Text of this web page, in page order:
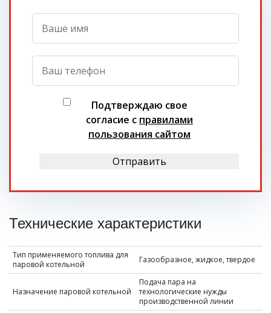
Подтверждаю свое
согласие с правилами
пользования сайтом
Отправить
Технические характеристики
Тип применяемого топлива для
паровой котельной
Газообразное, жидкое, твердое
Назначение паровой котельной
Подача пара на
технологические нужды
производственной линии